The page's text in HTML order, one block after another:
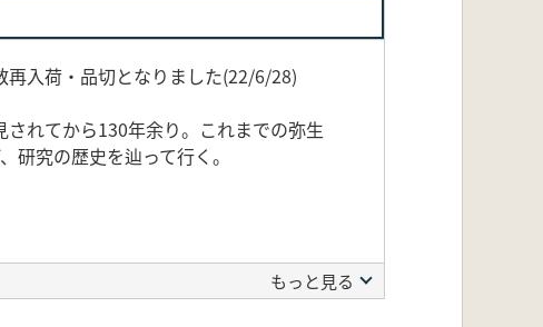
入荷・品切となりました(22/6/28)
れてから130年余り。これまでの弥生
究の歴史を辿って行く。
もっと見る